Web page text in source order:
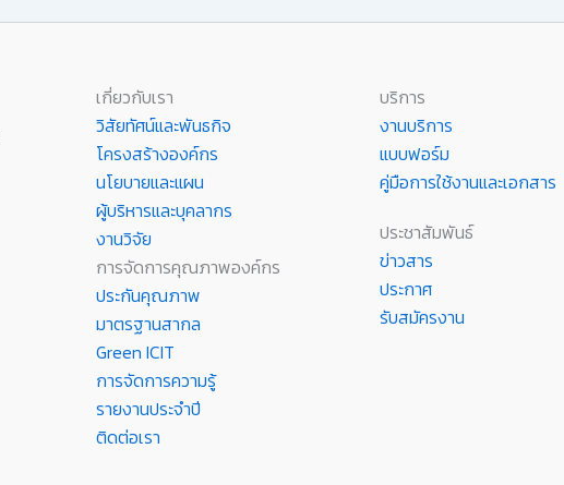
เกี่ยวกับเรา
วิสัยทัศน์และพันธกิจ
โครงสร้างองค์กร
นโยบายและแผน
ผู้บริหารและบุคลากร
งานวิจัย
การจัดการคุณภาพองค์กร
ประกันคุณภาพ
มาตรฐานสากล
Green ICIT
การจัดการความรู้
รายงานประจำปี
ติดต่อเรา
บริการ
งานบริการ
แบบฟอร์ม
คู่มือการใช้งานและเอกสาร
ประชาสัมพันธ์
ข่าวสาร
ประกาศ
รับสมัครงาน